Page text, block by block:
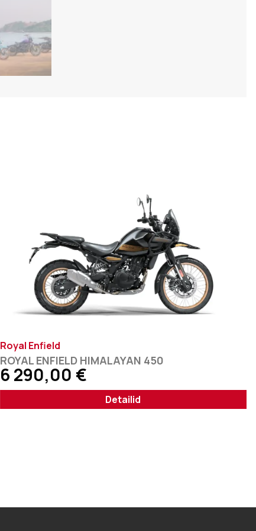
Royal Enfield
ROYAL ENFIELD HIMALAYAN 450
6 290,00 €
Detailid